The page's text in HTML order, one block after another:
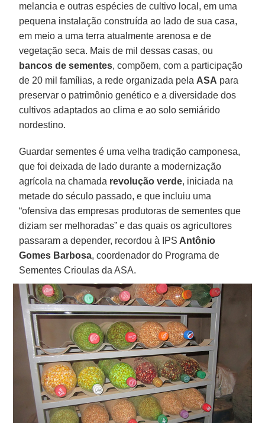
melancia e outras espécies de cultivo local, em uma
pequena instalação construída ao lado de sua casa,
em meio a uma terra atualmente arenosa e de
vegetação seca. Mais de mil dessas casas, ou
bancos de sementes, compõem, com a participação
de 20 mil famílias, a rede organizada pela ASA para
preservar o patrimônio genético e a diversidade dos
cultivos adaptados ao clima e ao solo semiárido
nordestino.
Guardar sementes é uma velha tradição camponesa,
que foi deixada de lado durante a modernização
agrícola na chamada revolução verde, iniciada na
metade do século passado, e que incluiu uma
“ofensiva das empresas produtoras de sementes que
diziam ser melhoradas” e das quais os agricultores
passaram a depender, recordou à IPS Antônio
Gomes Barbosa, coordenador do Programa de
Sementes Crioulas da ASA.